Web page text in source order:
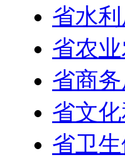
省水
省农
省商
省文
省卫